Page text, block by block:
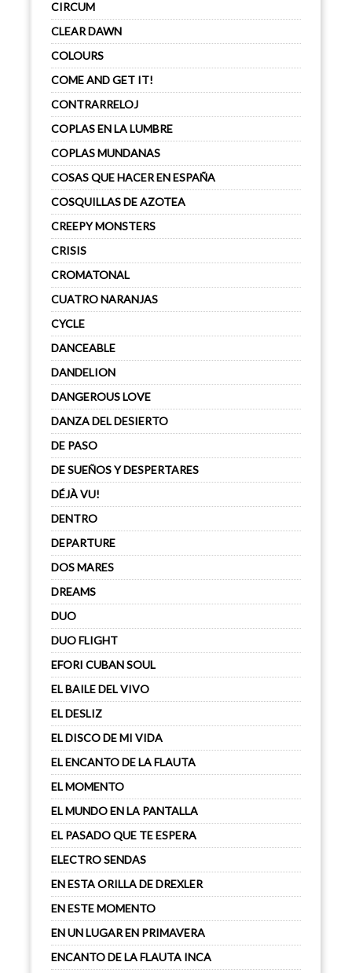
CIRCUM
CLEAR DAWN
COLOURS
COME AND GET IT!
CONTRARRELOJ
COPLAS EN LA LUMBRE
COPLAS MUNDANAS
COSAS QUE HACER EN ESPAÑA
COSQUILLAS DE AZOTEA
CREEPY MONSTERS
CRISIS
CROMATONAL
CUATRO NARANJAS
CYCLE
DANCEABLE
DANDELION
DANGEROUS LOVE
DANZA DEL DESIERTO
DE PASO
DE SUEÑOS Y DESPERTARES
DÉJÀ VU!
DENTRO
DEPARTURE
DOS MARES
DREAMS
DUO
DUO FLIGHT
EFORI CUBAN SOUL
EL BAILE DEL VIVO
EL DESLIZ
EL DISCO DE MI VIDA
EL ENCANTO DE LA FLAUTA
EL MOMENTO
EL MUNDO EN LA PANTALLA
EL PASADO QUE TE ESPERA
ELECTRO SENDAS
EN ESTA ORILLA DE DREXLER
EN ESTE MOMENTO
EN UN LUGAR EN PRIMAVERA
ENCANTO DE LA FLAUTA INCA